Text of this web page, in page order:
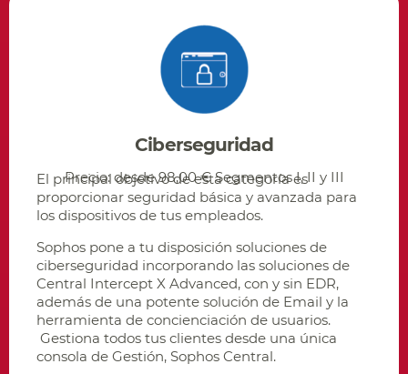
Ciberseguridad
Precio: desde 98,00 € Segmentos I, II y III
El principal objetivo de esta categoría es
proporcionar seguridad básica y avanzada para
los dispositivos de tus empleados.
Sophos pone a tu disposición soluciones de
ciberseguridad incorporando las soluciones de
Central Intercept X Advanced, con y sin EDR,
además de una potente solución de Email y la
herramienta de concienciación de usuarios.
Gestiona todos tus clientes desde una única
consola de Gestión, Sophos Central.